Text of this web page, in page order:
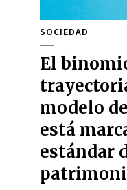
SOCIEDAD
El
modelo
está
estándar